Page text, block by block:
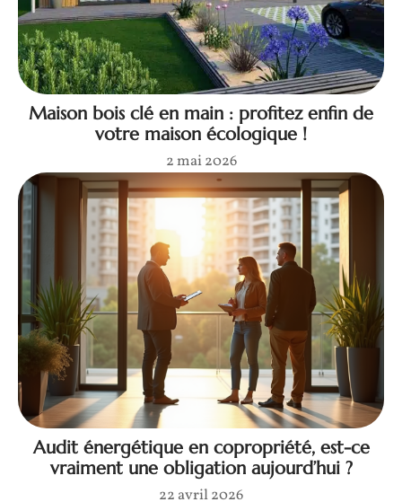
Maison bois clé en main : profitez enfin de
votre maison écologique !
2 mai 2026
Audit énergétique en copropriété, est-ce
vraiment une obligation aujourd’hui ?
22 avril 2026